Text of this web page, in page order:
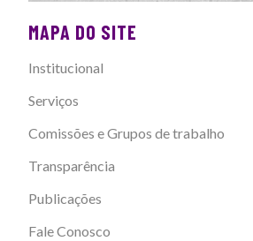
MAPA DO SITE
Institucional
Serviços
Comissões e Grupos de trabalho
Transparência
Publicações
Fale Conosco